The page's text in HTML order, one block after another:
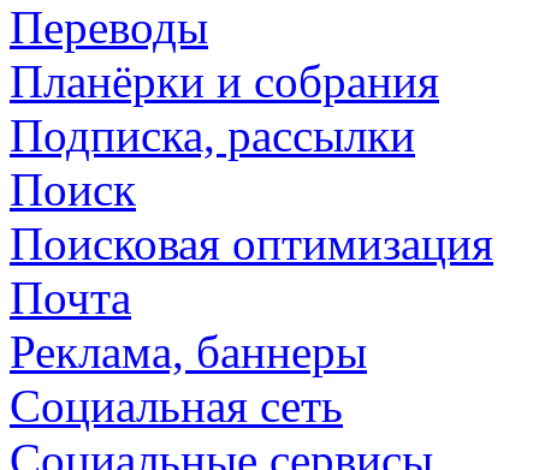
Переводы
Планёрки и собрания
Подписка, рассылки
Поиск
Поисковая оптимизация
Почта
Реклама, баннеры
Социальная сеть